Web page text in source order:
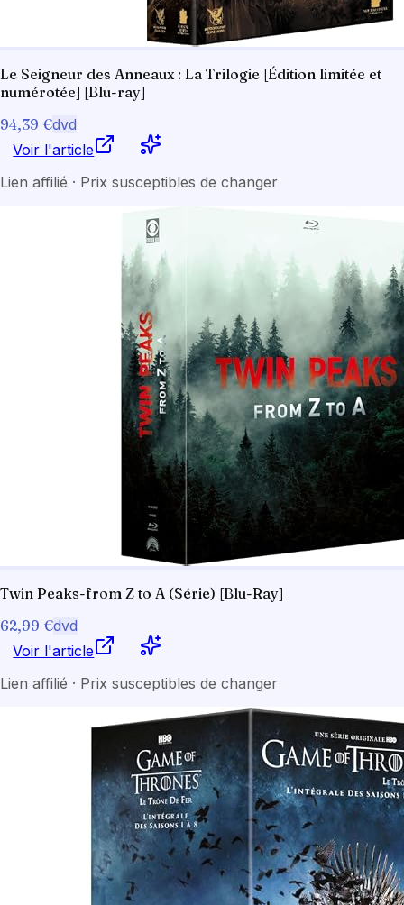
Le Seigneur des Anneaux : La Trilogie [Édition limitée et
numérotée] [Blu-ray]
94,39 €dvd
Voir l'article
Lien affilié · Prix susceptibles de changer
Twin Peaks-from Z to A (Série) [Blu-Ray]
62,99 €dvd
Voir l'article
Lien affilié · Prix susceptibles de changer